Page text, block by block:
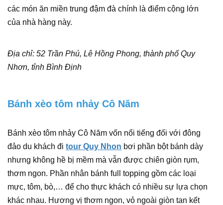
các món ăn miền trung đậm đà chính là điểm cộng lớn
của nhà hàng này.
Địa chỉ: 52 Trần Phú, Lê Hồng Phong, thành phố Quy
Nhơn, tỉnh Bình Định
Bánh xèo tôm nhảy Cô Năm
Bánh xèo tôm nhảy Cô Năm vốn nổi tiếng đối với đông
đảo du khách đi tour Quy Nhon bơi phần bột bánh dày
nhưng không hề bị mềm mà vẫn được chiên giòn rụm,
thơm ngon. Phần nhân bánh full topping gồm các loại
mực, tôm, bò,… để cho thực khách có nhiều sự lựa chọn
khác nhau. Hương vị thơm ngon, vỏ ngoài giòn tan kết